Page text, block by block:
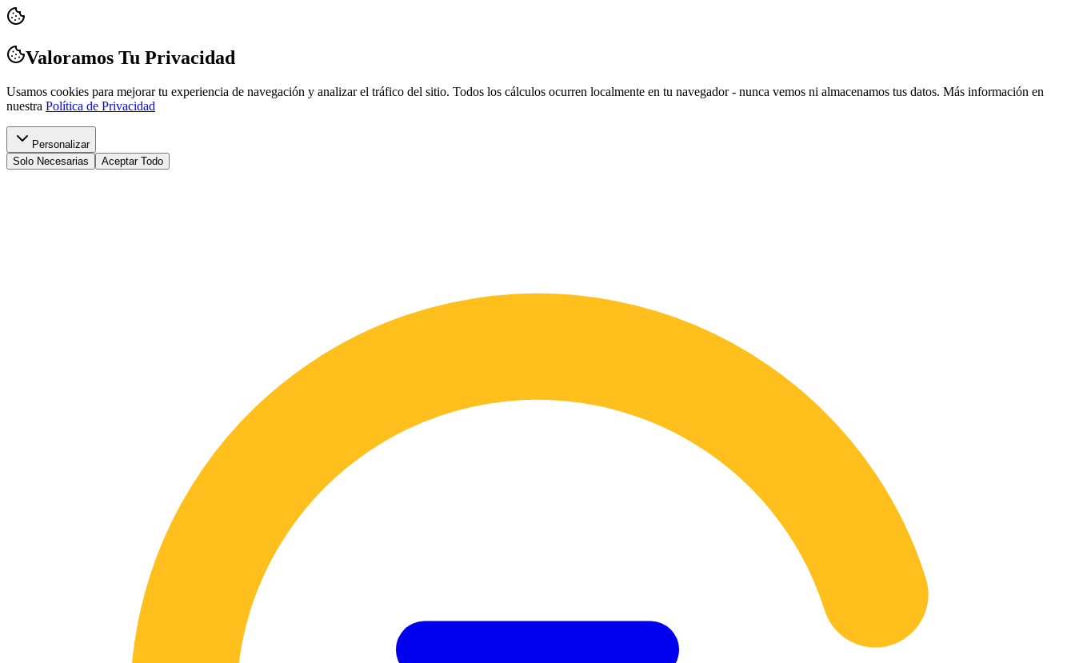
Valoramos Tu Privacidad
Usamos cookies para mejorar tu experiencia de navegación y analizar el tráfico del sitio. Todos los cálculos ocurren localmente en tu navegador - nunca vemos ni almacenamos tus datos. Más información en
nuestra Política de Privacidad
Personalizar
Solo Necesarias
Aceptar Todo